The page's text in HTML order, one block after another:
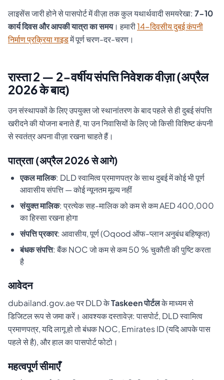
लाइसेंस जारी होने से पासपोर्ट में वीज़ा तक कुल यथार्थवादी समयरेखा: 7-10
कार्य दिवस और आपकी यात्रा का समय। हमारी14-दिवसीय दुबई कंपनी
निर्माण प्रक्रिया गाइडमें पूर्ण चरण-दर-चरण।
रास्ता 2 — 2-वर्षीय संपत्ति निवेशक वीज़ा (अप्रैल
2026 के बाद)
उन संस्थापकों के लिए उपयुक्त जो स्थानांतरण के बाद पहले से ही दुबई संपत्ति
खरीदने की योजना बनाते हैं, या उन निवासियों के लिए जो किसी विशिष्ट कंपनी
से स्वतंत्र अपना वीज़ा रखना चाहते हैं।
पात्रता (अप्रैल 2026 से आगे)
एकल मालिक: DLD स्वामित्व प्रमाणपत्र के साथ दुबई में कोई भी पूर्ण
आवासीय संपत्ति — कोई न्यूनतम मूल्य नहीं
संयुक्त मालिक: प्रत्येक सह-मालिक को कम से कम AED 400,000
का हिस्सा रखना होगा
संपत्ति प्रकार: आवासीय, पूर्ण (Oqood ऑफ-प्लान अनुबंध बहिष्कृत)
बंधक संपत्ति: बैंक NOC जो कम से कम 50 % चुकौती की पुष्टि करता
है
आवेदन
dubailand.gov.ae पर DLD केTaskeen पोर्टलके माध्यम से
डिजिटल रूप से जमा करें। आवश्यक दस्तावेज़: पासपोर्ट, DLD स्वामित्व
प्रमाणपत्र, यदि लागू हो तो बंधक NOC, Emirates ID (यदि आपके पास
पहले से है), और हाल का पासपोर्ट फोटो।
महत्वपूर्ण सीमाएँ